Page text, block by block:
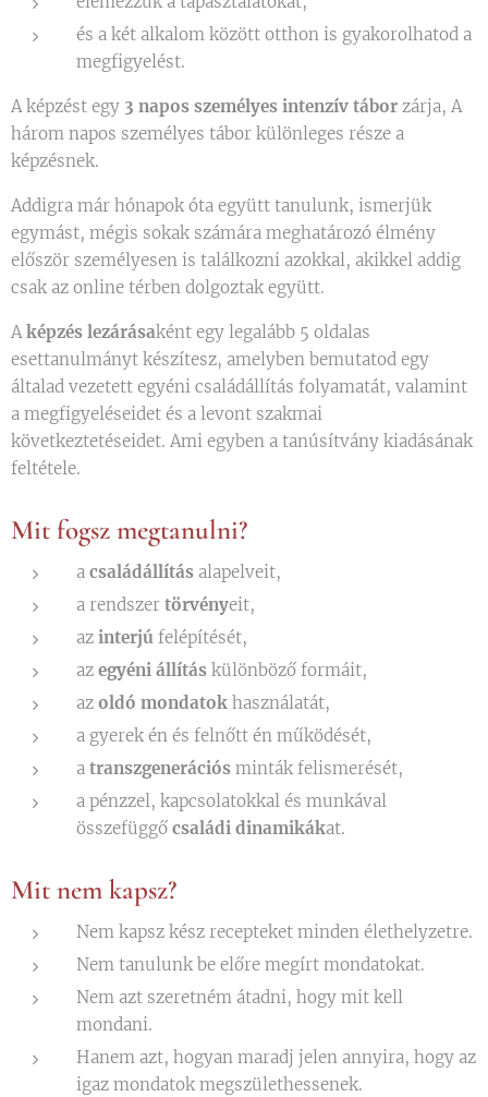
és a két alkalom között otthon is gyakorolhatod a
megfigyelést.
A képzést egy 3 napos személyes intenzív tábor zárja, A
három napos személyes tábor különleges része a
képzésnek.
Addigra már hónapok óta együtt tanulunk, ismerjük
egymást, mégis sokak számára meghatározó élmény
először személyesen is találkozni azokkal, akikkel addig
csak az online térben dolgoztak együtt.
Aképzés lezárásaként egy legalább 5 oldalas
esettanulmányt készítesz, amelyben bemutatod egy
általad vezetett egyéni családállítás folyamatát, valamint
a megfigyeléseidet és a levont szakmai
következtetéseidet. Ami egyben a tanúsítvány kiadásának
feltétele.
Mit fogsz megtanulni?
a családállítás alapelveit,
a rendszer törvényeit,
az interjú felépítését,
az egyéni állítás különböző formáit,
az oldó mondatok használatát,
a gyerek én és felnőtt én működését,
a transzgenerációs minták felismerését,
a pénzzel, kapcsolatokkal és munkával
összefüggő családi dinamikákat.
Mit nem kapsz?
Nem kapsz kész recepteket minden élethelyzetre.
Nem tanulunk be előre megírt mondatokat.
Nem azt szeretném átadni, hogy mit kell
mondani.
Hanem azt, hogyan maradj jelen annyira, hogy az
igaz mondatok megszülethessenek.